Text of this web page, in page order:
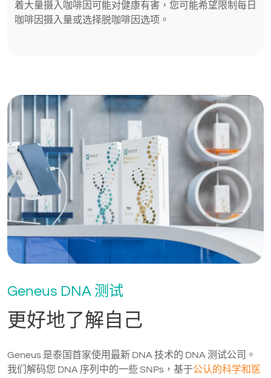
着大量摄入咖啡因可能对健康有害，您可能希望限制每日
咖啡因摄入量或选择脱咖啡因选项。
Geneus DNA 测试
更好地了解自己
Geneus 是泰国首家使用最新 DNA 技术的 DNA 测试公司。
我们解码您 DNA 序列中的一些 SNPs，基于公认的科学和医